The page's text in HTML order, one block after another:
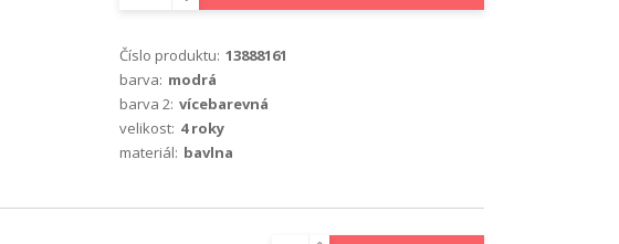
Číslo produktu: 13888161
barva: modrá
barva 2: vícebarevná
velikost: 4 roky
materiál: bavlna